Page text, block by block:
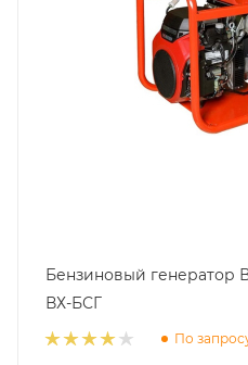
Бензиновый генератор
ВХ-БСГ
По